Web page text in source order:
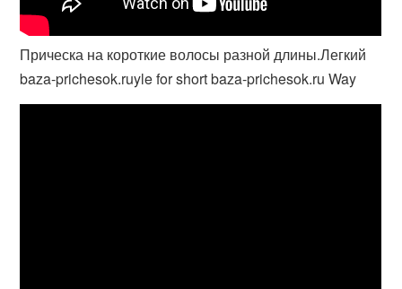
Прическа на короткие волосы разной длины.Легкий
baza-prichesok.ruyle for short baza-prichesok.ru Way